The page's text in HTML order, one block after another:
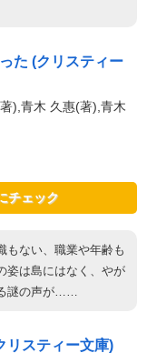
た (クリスティー
),青木 久惠(著),青木
チェック
もない、職業や年齢も
姿は島にはなく、やが
謎の声が……
リスティー文庫)